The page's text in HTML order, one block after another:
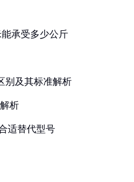
承受多少公斤
别及其标准解析
析
适替代型号